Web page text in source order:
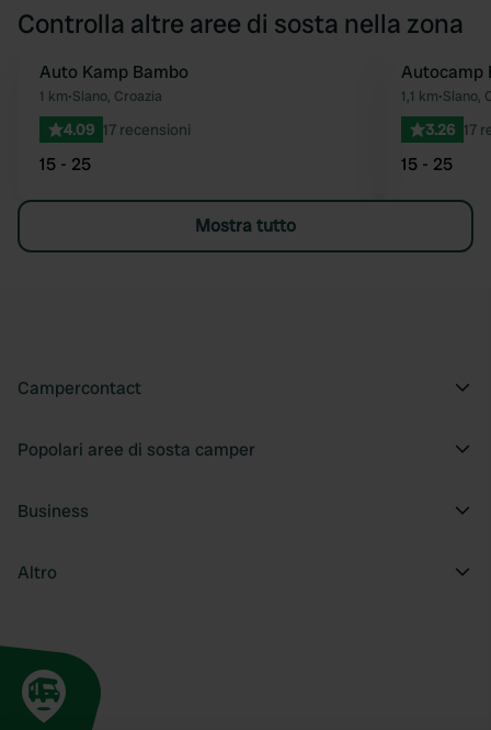
Controlla altre aree di sosta nella zona
Preferito
Auto Kamp Bambo
1 km•Slano, Croazia
4.09 17 recensioni
15 - 25
Autocamp
1,1 km•Slano,
3.26 17
15 - 25
Mostra tutto
Campercontact
Popolari aree di sosta camper
Business
Altro